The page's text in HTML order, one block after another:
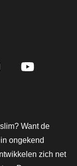
Want de
ongekend
zich net